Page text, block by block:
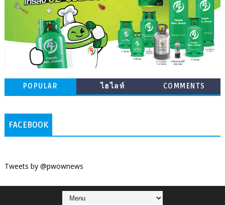
POPULAR ไฮไลท์ COMMENTS
FACEBOOK
Tweets by @pwownews